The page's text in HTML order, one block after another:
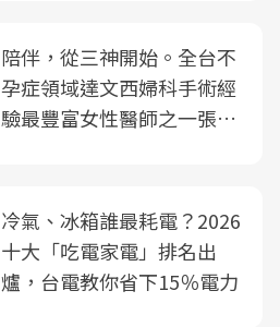
陪伴，從三神開始。全台不
孕症領域達文西婦科手術經
驗最豐富女性醫師之一張永
光田醫院建構360度女性健
康照護生態圈
冷氣、冰箱誰最耗電？2026
十大「吃電家電」排名出
爐，台電教你省下15％電力